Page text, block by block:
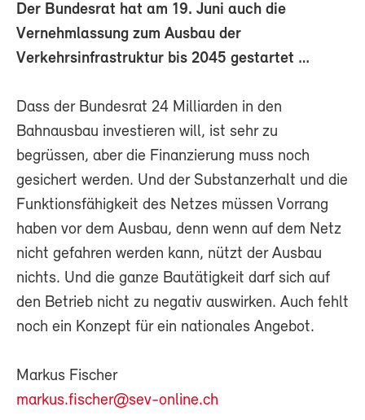
Der Bundesrat hat am 19. Juni auch die
Vernehmlassung zum Ausbau der
Verkehrsinfrastruktur bis 2045 gestartet …
Dass der Bundesrat 24 Milliarden in den
Bahnausbau investieren will, ist sehr zu
begrüssen, aber die Finanzierung muss noch
gesichert werden. Und der Substanzerhalt und die
Funktionsfähigkeit des Netzes müssen Vorrang
haben vor dem Ausbau, denn wenn auf dem Netz
nicht gefahren werden kann, nützt der Ausbau
nichts. Und die ganze Bautätigkeit darf sich auf
den Betrieb nicht zu negativ auswirken. Auch fehlt
noch ein Konzept für ein nationales Angebot.
Markus Fischer
markus.fischer@sev-online.ch